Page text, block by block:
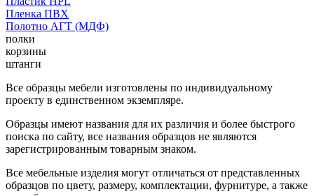
Пленка ПВХ
Полотно АГТ (МДФ)
полки
корзины
штанги
Все образцы мебели изготовлены по индивидуальному
проекту в единственном экземпляре.
Образцы имеют названия для их различия и более быстрого
поиска по сайту, все названия образцов не являются
зарегистрированным товарным знаком.
Все мебельные изделия могут отличаться от представленных
образцов по цвету, размеру, комплектации, фурнитуре, а также